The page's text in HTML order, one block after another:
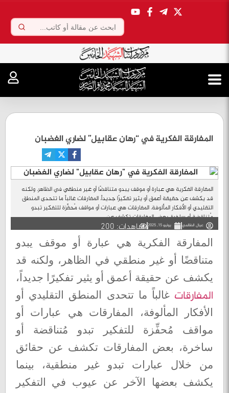
.
المفارقة الفكرية في “رهان عقابيل” لضاري الغضبان
المفارقة الفكرية هي عبارة أو موقف يبدو متناقضًا أو غير منطقي في الظاهر، ولكنه
قد يكشف عن حقيقة أعمق أو يثير تفكيرًا جديداً، المفارقات غالباً ما تتحدى المنطق
التقليدي أو الأفكار المألوفة، المفارقات هي عبارات أو مواقف مُحفِّزة للتفكير تبدو
مُتناقضة أو ساخرة، بعض المفارقات تكشف عن ...
عيال الظالمي يوليو 15, 2025 مشاهدات: 200
المفارقة الفكرية هي عبارة أو موقف يبدو
متناقضًا أو غير منطقي في الظاهر، ولكنه قد
يكشف عن حقيقة أعمق أو يثير تفكيرًا جديداً،
المفارقات غالباً ما تتحدى المنطق التقليدي أو
الأفكار المألوفة، المفارقات هي عبارات أو
مواقف مُحفِّزة للتفكير تبدو مُتناقضة أو
ساخرة، بعض المفارقات تكشف عن حقائق
من خلال عبارات تبدو غير منطقية، بينما
يكشف بعضها الآخر عن عيوب في التفكير